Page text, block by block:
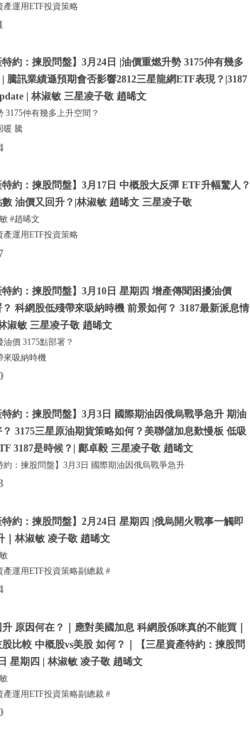
產運用ETF投資策略
特約：揀股問盤】3月24日 |油價重燃升勢 3175仲有幾多
騰訊業績遜預期會否影響2812三星龍網ETF表現？|3187
| 林淑敏 三星凌子敬 趙晞文
3175仲有幾多上升空間？
暖 騰
特約：揀股問盤】3月17日 中概股大反彈 ETF升幅驚人？
數 油價又回升？|林淑敏 趙晞文 三星凌子敬
#趙晞文
產運用ETF投資策略
特約：揀股問盤】3月10日 星期四 增產傳聞困擾油價
？ 科網股低殘帶來吸納時機 前景如何？ 3187最新派息情
淑敏 三星凌子敬 趙晞文
價 3175點部署？
來吸納時機
特約：揀股問盤】3月3日 國際期油因俄烏戰爭急升 期油
3175三星原油期貨策略如何？美聯儲加息歎慢板 低吸
3187是時候？| 鄺卓毅 三星凌子敬 趙晞文
約：揀股問盤】3月3日 國際期油因俄烏戰爭急升
特約：揀股問盤】2月24日 星期四 |俄烏開火戰事一觸即
｜林淑敏 凌子敬 趙晞文
產運用ETF投資策略副總裁 #
原因何在？｜應對美國加息 科網股係咪真的不能買｜
比較 中概股vs美股 如何？｜【三星資產特約：揀股問
星期四 | 林淑敏 凌子敬 趙晞文
產運用ETF投資策略副總裁 #